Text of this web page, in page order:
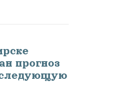
прогноз